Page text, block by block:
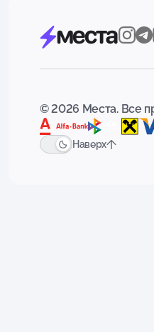
© 2026 Места. Все
Наверх